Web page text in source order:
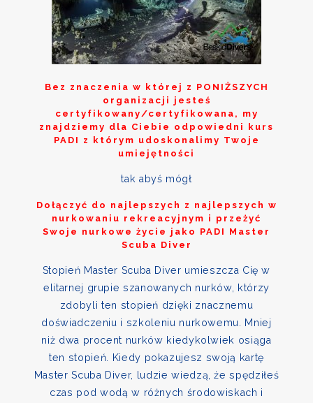
Bez znaczenia w której z PONIŻSZYCH
organizacji jesteś
certyfikowany/certyfikowana, my
znajdziemy dla Ciebie odpowiedni kurs
PADI z którym udoskonalimy Twoje
umiejętności
tak abyś mógł
Dołączyć do najlepszych z najlepszych w
nurkowaniu rekreacyjnym i przeżyć
Swoje nurkowe życie jako PADI Master
Scuba Diver
Stopień Master Scuba Diver umieszcza Cię w
elitarnej grupie szanowanych nurków, którzy
zdobyli ten stopień dzięki znacznemu
doświadczeniu i szkoleniu nurkowemu. Mniej
niż dwa procent nurków kiedykolwiek osiąga
ten stopień. Kiedy pokazujesz swoją kartę
Master Scuba Diver, ludzie wiedzą, że spędziłeś
czas pod wodą w różnych środowiskach i